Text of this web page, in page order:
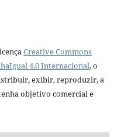
Creative Commons
4.0 Internacional, o
exibir, reproduzir, a
objetivo comercial e